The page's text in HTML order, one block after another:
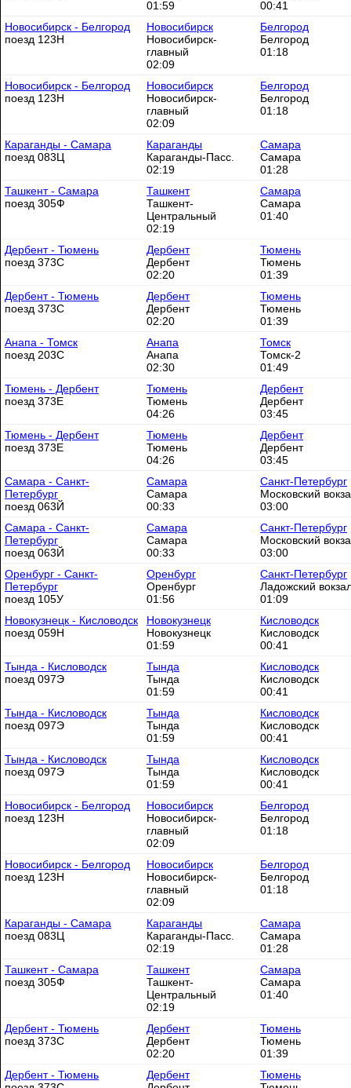
01:59
00:41
Новосибирск - Белгород
поезд 123Н
Новосибирск
Новосибирск-
главный
02:09
Белгород
Белгород
01:18
Новосибирск - Белгород
поезд 123Н
Новосибирск
Новосибирск-
главный
02:09
Белгород
Белгород
01:18
Караганды - Самара
поезд 083Ц
Караганды
Караганды-Пасс.
02:19
Самара
Самара
01:28
Ташкент - Самара
поезд 305Ф
Ташкент
Ташкент-
Центральный
02:19
Самара
Самара
01:40
Дербент - Тюмень
поезд 373С
Дербент
Дербент
02:20
Тюмень
Тюмень
01:39
Дербент - Тюмень
поезд 373С
Дербент
Дербент
02:20
Тюмень
Тюмень
01:39
Анапа - Томск
поезд 203С
Анапа
Анапа
02:30
Томск
Томск-2
01:49
Тюмень - Дербент
поезд 373Е
Тюмень
Тюмень
04:26
Дербент
Дербент
03:45
Тюмень - Дербент
поезд 373Е
Тюмень
Тюмень
04:26
Дербент
Дербент
03:45
Самара - Санкт-
Петербург
поезд 063Й
Самара
Самара
00:33
Санкт-Петербург
Московский
03:00
Самара - Санкт-
Петербург
поезд 063Й
Самара
Самара
00:33
Санкт-Петербург
Московский
03:00
Оренбург - Санкт-
Петербург
поезд 105У
Оренбург
Оренбург
01:56
Санкт-Петербург
Ладожский
01:09
Новокузнецк - Кисловодск
поезд 059Н
Новокузнецк
Новокузнецк
01:59
Кисловодск
Кисловодск
00:41
Тында - Кисловодск
поезд 097Э
Тында
Тында
01:59
Кисловодск
Кисловодск
00:41
Тында - Кисловодск
поезд 097Э
Тында
Тында
01:59
Кисловодск
Кисловодск
00:41
Тында - Кисловодск
поезд 097Э
Тында
Тында
01:59
Кисловодск
Кисловодск
00:41
Новосибирск - Белгород
поезд 123Н
Новосибирск
Новосибирск-
главный
02:09
Белгород
Белгород
01:18
Новосибирск - Белгород
поезд 123Н
Новосибирск
Новосибирск-
главный
02:09
Белгород
Белгород
01:18
Караганды - Самара
поезд 083Ц
Караганды
Караганды-Пасс.
02:19
Самара
Самара
01:28
Ташкент - Самара
поезд 305Ф
Ташкент
Ташкент-
Центральный
02:19
Самара
Самара
01:40
Дербент - Тюмень
поезд 373С
Дербент
Дербент
02:20
Тюмень
Тюмень
01:39
Дербент - Тюмень
Дербент
Тюмень